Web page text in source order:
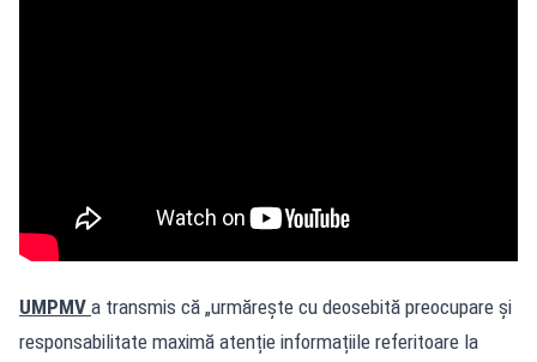
UMPMV a transmis că „urmărește cu deosebită preocupare și
responsabilitate maximă atenție informațiile referitoare la